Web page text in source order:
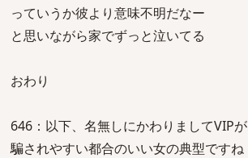
っていうか彼より意味不明だなー
と思いながら家でずっと泣いてる
おわり
646：以下、名無しにかわりましてVIP
騙されやすい都合のいい女の典型ですね